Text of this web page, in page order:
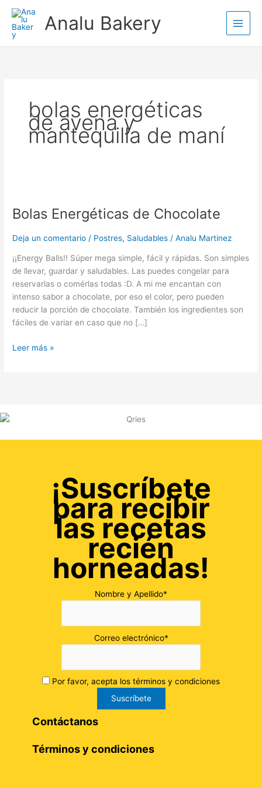
contenido
Analu Bakery
bolas energéticas
de avena y
mantequilla de maní
Bolas Energéticas de Chocolate
Deja un comentario / Postres, Saludables /Analu Martinez
¡¡Energy Balls!! Súper mega simple, fácil y rápidas. Son simples
de llevar, guardar y saludables. Las puedes congelar para
reservarlas o comérlas todas :D. A mi me encantan con
intenso sabor a chocolate, por eso el color, pero pueden
reducir la porción de chocolate. También los ingredientes son
fáciles de variar en caso que no […]
de
Leer más »
¡Suscríbete
para recibir
las recetas
recién
horneadas!
Nombre y Apellido*
Correo electrónico*
Por favor, acepta los términos y condiciones
Contáctanos
Términos y condiciones